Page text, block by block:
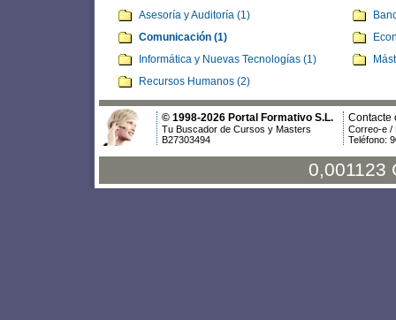
Asesoría y Auditoría (1)
Comunicación (1)
Informática y Nuevas Tecnologías (1)
Recursos Humanos (2)
© 1998-2026 Portal Formativo S.L.
Tu Buscador de Cursos y Masters
B27303494
Contacte
Correo-e /
Teléfono:
0,001123